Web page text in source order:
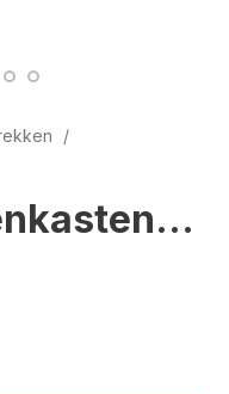
Canova Schonenkasten Bruin